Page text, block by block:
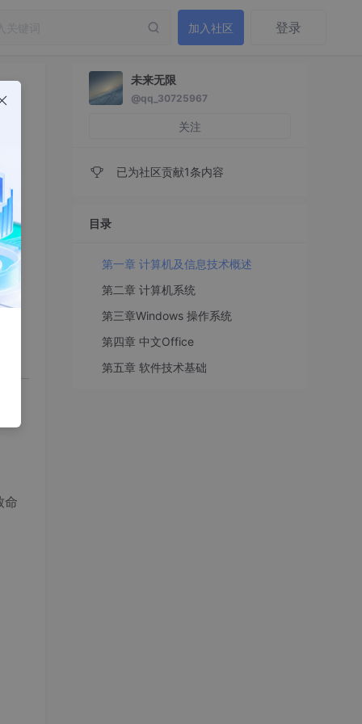
加入社区 登录
命
未来无限
@qq_30725967
关注
已为社区贡献1条内容
目录
第一章 计算机及信息技术概述
第二章 计算机系统
第三章Windows 操作系统
第四章 中文Office
第五章 软件技术基础